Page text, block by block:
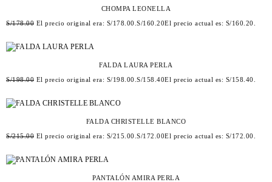
CHOMPA LEONELLA
S/178.00 El precio original era: S/178.00.S/160.20El precio actual es: S/160.20.
FALDA LAURA PERLA
S/198.00 El precio original era: S/198.00.S/158.40El precio actual es: S/158.40.
FALDA CHRISTELLE BLANCO
S/215.00 El precio original era: S/215.00. S/172.00El precio actual es: S/172.00.
PANTALÓN AMIRA PERLA